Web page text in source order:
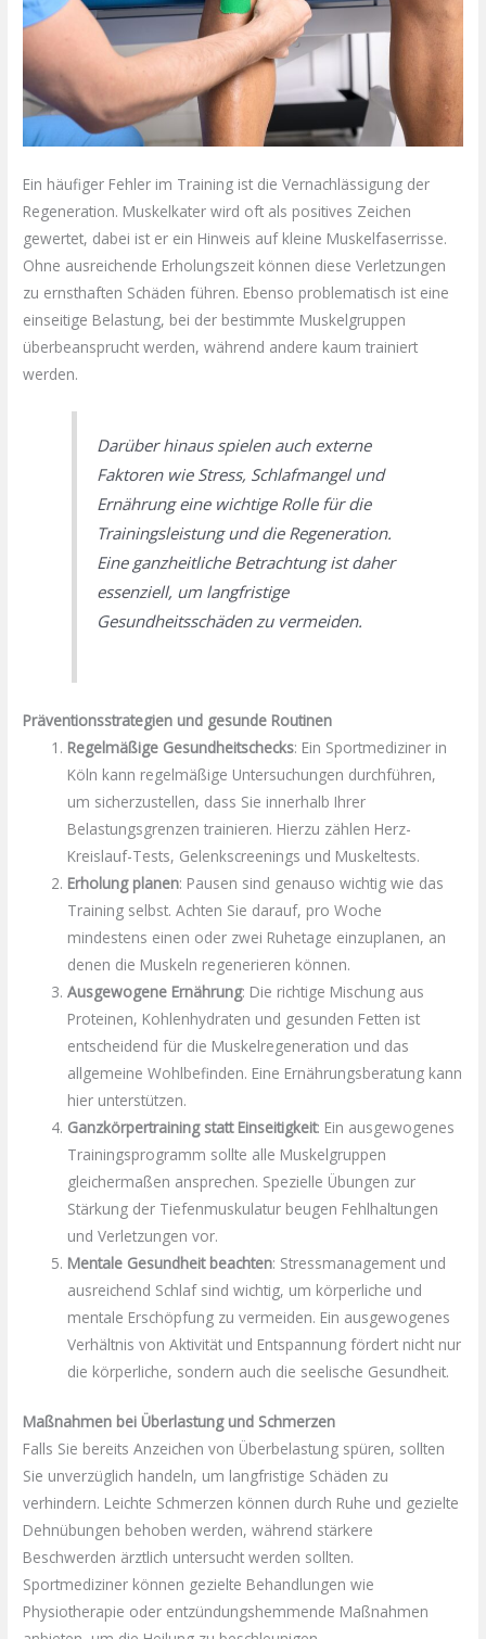
Ein häufiger Fehler im Training ist die Vernachlässigung der
Regeneration. Muskelkater wird oft als positives Zeichen
gewertet, dabei ist er ein Hinweis auf kleine Muskelfaserrisse.
Ohne ausreichende Erholungszeit können diese Verletzungen
zu ernsthaften Schäden führen. Ebenso problematisch ist eine
einseitige Belastung, bei der bestimmte Muskelgruppen
überbeansprucht werden, während andere kaum trainiert
werden.
Darüber hinaus spielen auch externe
Faktoren wie Stress, Schlafmangel und
Ernährung eine wichtige Rolle für die
Trainingsleistung und die Regeneration.
Eine ganzheitliche Betrachtung ist daher
essenziell, um langfristige
Gesundheitsschäden zu vermeiden.
Präventionsstrategien und gesunde Routinen
Regelmäßige Gesundheitschecks: Ein Sportmediziner in
Köln kann regelmäßige Untersuchungen durchführen,
um sicherzustellen, dass Sie innerhalb Ihrer
Belastungsgrenzen trainieren. Hierzu zählen Herz-
Kreislauf-Tests, Gelenkscreenings und Muskeltests.
Erholung planen: Pausen sind genauso wichtig wie das
Training selbst. Achten Sie darauf, pro Woche
mindestens einen oder zwei Ruhetage einzuplanen, an
denen die Muskeln regenerieren können.
Ausgewogene Ernährung: Die richtige Mischung aus
Proteinen, Kohlenhydraten und gesunden Fetten ist
entscheidend für die Muskelregeneration und das
allgemeine Wohlbefinden. Eine Ernährungsberatung kann
hier unterstützen.
Ganzkörpertraining statt Einseitigkeit: Ein ausgewogenes
Trainingsprogramm sollte alle Muskelgruppen
gleichermaßen ansprechen. Spezielle Übungen zur
Stärkung der Tiefenmuskulatur beugen Fehlhaltungen
und Verletzungen vor.
Mentale Gesundheit beachten: Stressmanagement und
ausreichend Schlaf sind wichtig, um körperliche und
mentale Erschöpfung zu vermeiden. Ein ausgewogenes
Verhältnis von Aktivität und Entspannung fördert nicht nur
die körperliche, sondern auch die seelische Gesundheit.
Maßnahmen bei Überlastung und Schmerzen
Falls Sie bereits Anzeichen von Überbelastung spüren, sollten
Sie unverzüglich handeln, um langfristige Schäden zu
verhindern. Leichte Schmerzen können durch Ruhe und gezielte
Dehnübungen behoben werden, während stärkere
Beschwerden ärztlich untersucht werden sollten.
Sportmediziner können gezielte Behandlungen wie
Physiotherapie oder entzündungshemmende Maßnahmen